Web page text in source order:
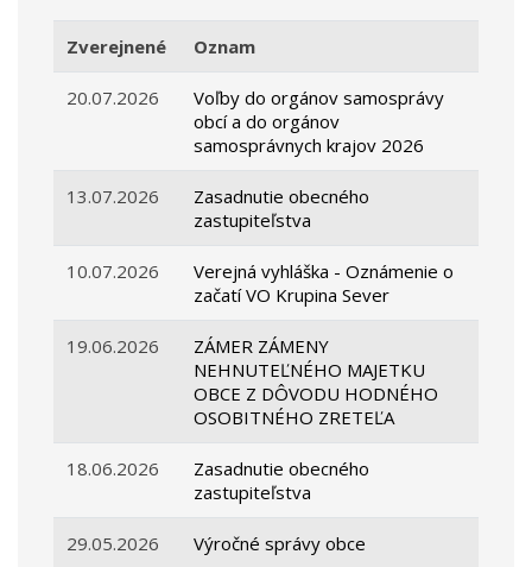
Zverejnené Oznam
20.07.2026
Voľby do orgánov samosprávy
obcí a do orgánov
samosprávnych krajov 2026
13.07.2026
Zasadnutie obecného
zastupiteľstva
10.07.2026
Verejná vyhláška - Oznámenie o
začatí VO Krupina Sever
19.06.2026
ZÁMER ZÁMENY
NEHNUTEĽNÉHO MAJETKU
OBCE Z DÔVODU HODNÉHO
OSOBITNÉHO ZRETEĽA
18.06.2026
Zasadnutie obecného
zastupiteľstva
29.05.2026 Výročné správy obce